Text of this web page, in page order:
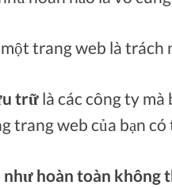
trang web là trách
trữ là các công ty mà
trang web của bạn
như hoàn toàn không